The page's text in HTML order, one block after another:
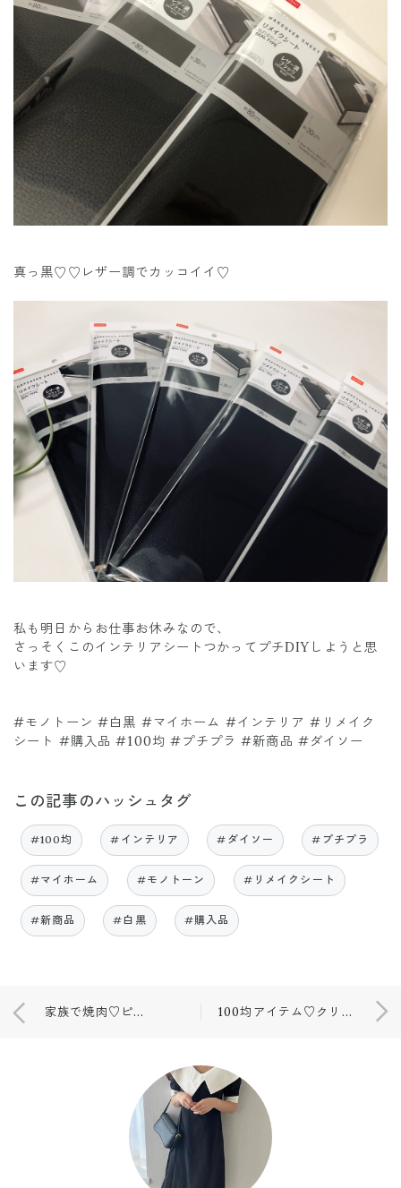
真っ黒♡♡レザー調でカッコイイ♡
私も明日からお仕事お休みなので、
さっそくこのインテリアシートつかってプチDIYしようと思
います♡
#モノトーン #白黒 #マイホーム #インテリア #リメイク
シート #購入品 #100均 #プチプラ #新商品 #ダイソー
この記事のハッシュタグ
#100均 #インテリア #ダイソー #プチプラ
#マイホーム #モノトーン #リメイクシート
#新商品 #白黒 #購入品
家族で焼肉♡ピアノの発表会でした♡ 100均アイテム♡クリスマス飾り！